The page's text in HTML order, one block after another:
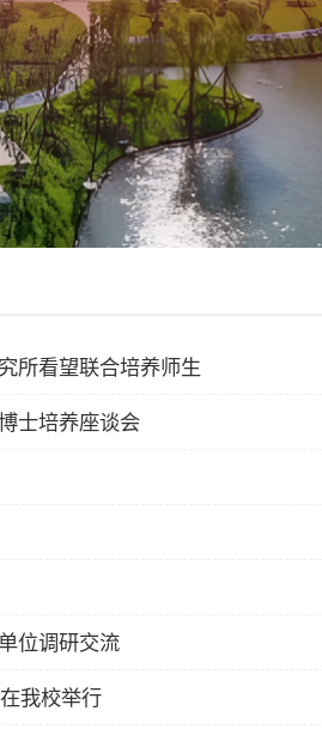
所看望联合培养师生
士培养座谈会
位调研交流
我校举行